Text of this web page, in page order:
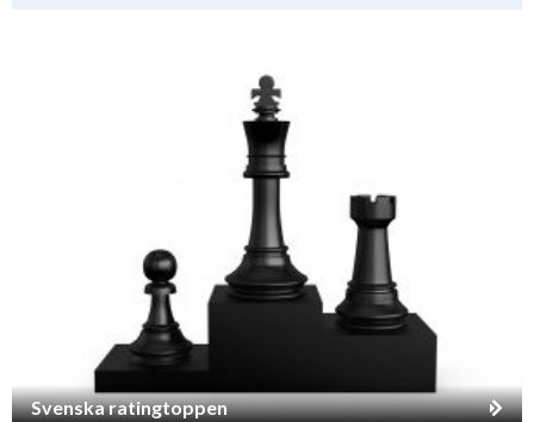
Svenska ratingtoppen